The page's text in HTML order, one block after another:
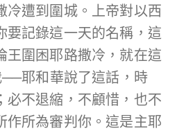
冷遭到圍城。上帝對以西
要記錄這一天的名稱，這
王圍困耶路撒冷，就在這
耶和華說了這話，時
必不退縮，不顧惜，也不
作所為審判你。這是主耶